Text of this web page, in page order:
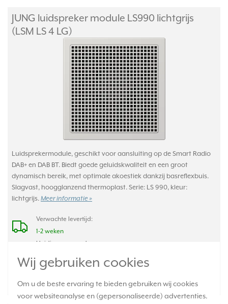
Wij gebruiken cookies
Om u de beste ervaring te bieden gebruiken wij cookies
voor websiteanalyse en (gepersonaliseerde) advertenties.
JUNG luidspreker module LS990 lichtgrijs
(LSM LS 4 LG)
Luidsprekermodule, geschikt voor aansluiting op de Smart Radio
DAB+ en DAB BT. Biedt goede geluidskwaliteit en een groot
dynamisch bereik, met optimale akoestiek dankzij basreflexbuis.
Slagvast, hoogglanzend thermoplast. Serie: LS 990, kleur:
lichtgrijs. Meer informatie »
Verwachte levertijd:
1-2 weken
Huidige voorraad:
55,95 +